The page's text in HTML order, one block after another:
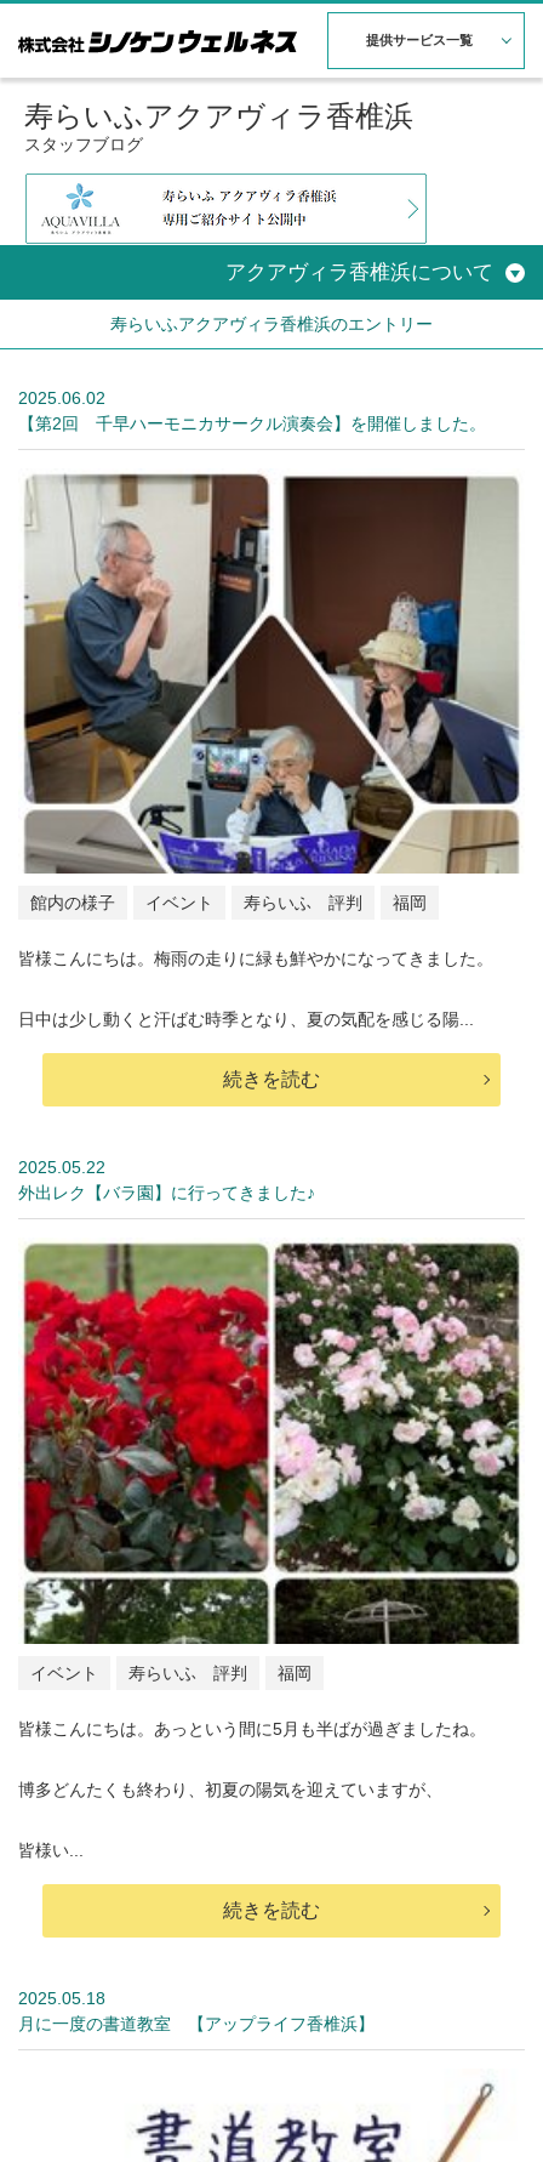
提供サービス一覧
寿らいふアクアヴィラ香椎浜
スタッフブログ
アクアヴィラ香椎浜について
寿らいふアクアヴィラ香椎浜のエントリー
2025.06.02
【第2回 千早ハーモニカサークル演奏会】を開催しました。
館内の様子 イベント 寿らいふ 評判 福岡
皆様こんにちは。梅雨の走りに緑も鮮やかになってきました。
日中は少し動くと汗ばむ時季となり、夏の気配を感じる陽...
続きを読む
2025.05.22
外出レク【バラ園】に行ってきました♪
イベント 寿らいふ 評判 福岡
皆様こんにちは。あっという間に5月も半ばが過ぎましたね。
博多どんたくも終わり、初夏の陽気を迎えていますが、
皆様い...
続きを読む
2025.05.18
月に一度の書道教室 【アップライフ香椎浜】